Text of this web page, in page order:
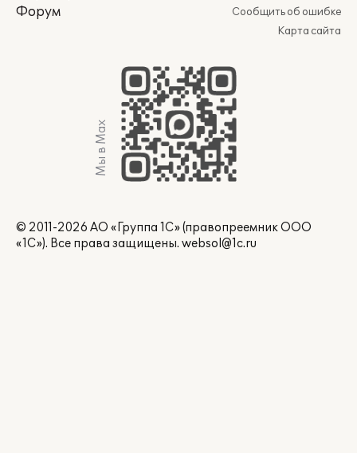
Форум
Сообщить об ошибке
Карта сайта
Мы в Max
© 2011-2026 АО «Группа 1С» (правопреемник ООО
«1С»). Все права защищены. websol@1c.ru